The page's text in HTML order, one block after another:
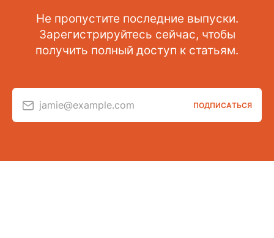
Не пропустите последние выпуски.
Зарегистрируйтесь сейчас, чтобы
получить полный доступ к статьям.
jamie@example.com ПОДПИСАТЬСЯ